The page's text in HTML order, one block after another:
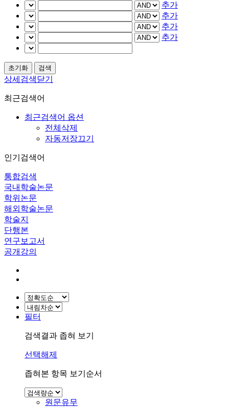
추가
추가
추가
추가
상세검색닫기
최근검색어
최근검색어 옵션
전체삭제
자동저장끄기
인기검색어
통합검색
국내학술논문
학위논문
해외학술논문
학술지
단행본
연구보고서
공개강의
필터
검색결과 좁혀 보기
선택해제
좁혀본 항목 보기순서
원문유무